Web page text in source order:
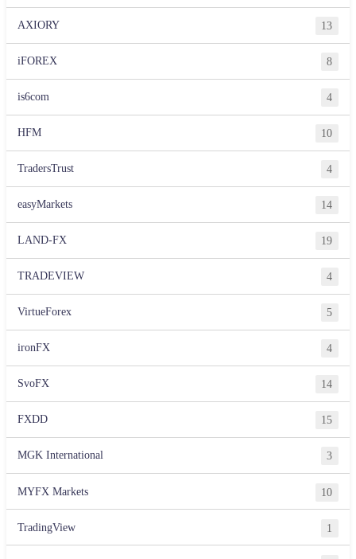
AXIORY 13
iFOREX 8
is6com 4
HFM 10
TradersTrust 4
easyMarkets 14
LAND-FX 19
TRADEVIEW 4
VirtueForex 5
ironFX 4
SvoFX 14
FXDD 15
MGK International 3
MYFX Markets 10
TradingView 1